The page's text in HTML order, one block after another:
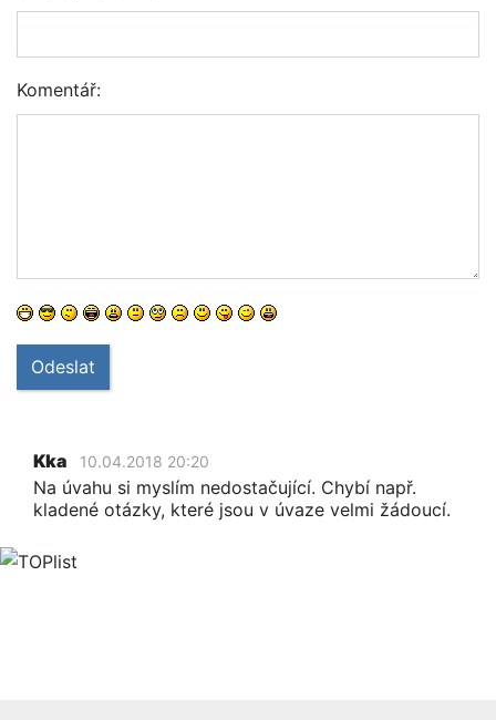
Komentář:
Odeslat
Kka 10.04.2018 20:20
Na úvahu si myslím nedostačující. Chybí např.
kladené otázky, které jsou v úvaze velmi žádoucí.